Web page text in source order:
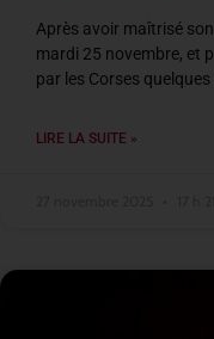
Après avoir maîtrisé
mardi 25 novembre, et
par les Corses
LIRE LA SUITE »